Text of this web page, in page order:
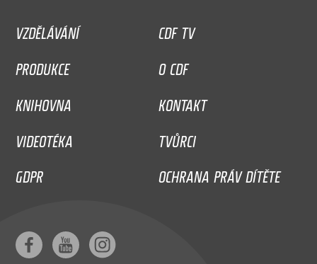
VZDĚLÁVÁNÍ
CDF TV
PRODUKCE
O CDF
KNIHOVNA
KONTAKT
VIDEOTÉKA
TVŮRCI
GDPR
OCHRANA PRÁV DÍTĚTE